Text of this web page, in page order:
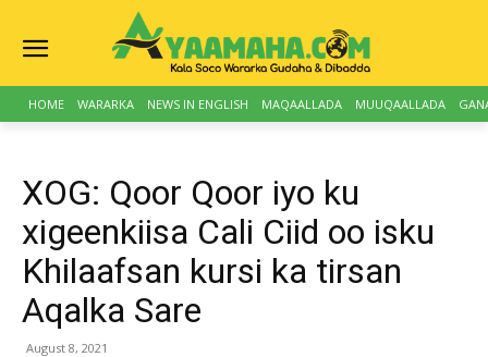
HOME WARARKA NEWS IN ENGLISH MAQAALLADA MUUQAALLADA
XOG: Qoor Qoor iyo ku
xigeenkiisa Cali Ciid oo isku
Khilaafsan kursi ka tirsan
Aqalka Sare
August 8, 2021